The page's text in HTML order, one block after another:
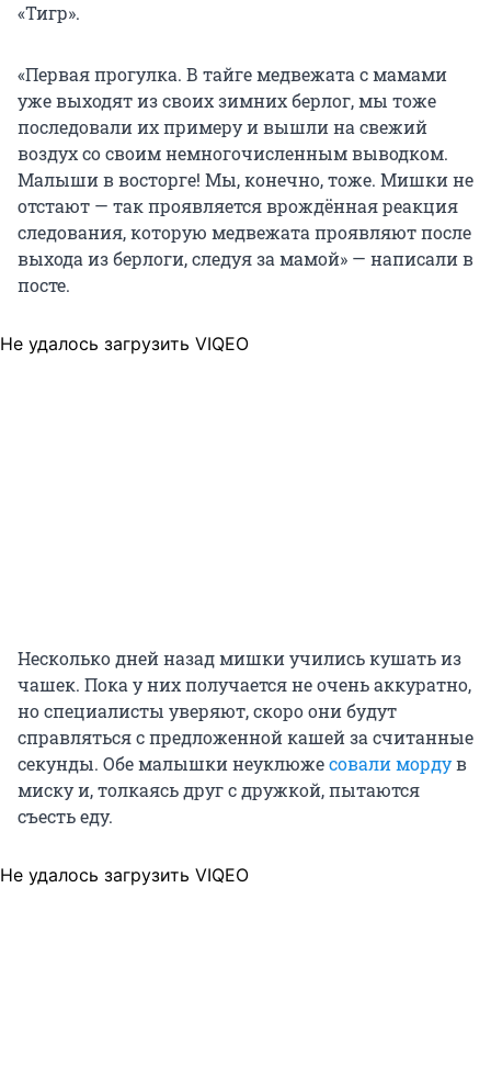
«Тигр».
«Первая прогулка. В тайге медвежата с мамами
уже выходят из своих зимних берлог, мы тоже
последовали их примеру и вышли на свежий
воздух со своим немногочисленным выводком.
Малыши в восторге! Мы, конечно, тоже. Мишки не
отстают — так проявляется врождённая реакция
следования, которую медвежата проявляют после
выхода из берлоги, следуя за мамой» — написали в
посте.
Не удалось загрузить VIQEO
Несколько дней назад мишки учились кушать из
чашек. Пока у них получается не очень аккуратно,
но специалисты уверяют, скоро они будут
справляться с предложенной кашей за считанные
секунды. Обе малышки неуклюжесовали мордув
миску и, толкаясь друг с дружкой, пытаются
съесть еду.
Не удалось загрузить VIQEO